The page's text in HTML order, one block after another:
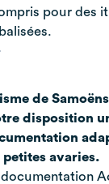
pour des
de
disposition
avaries.